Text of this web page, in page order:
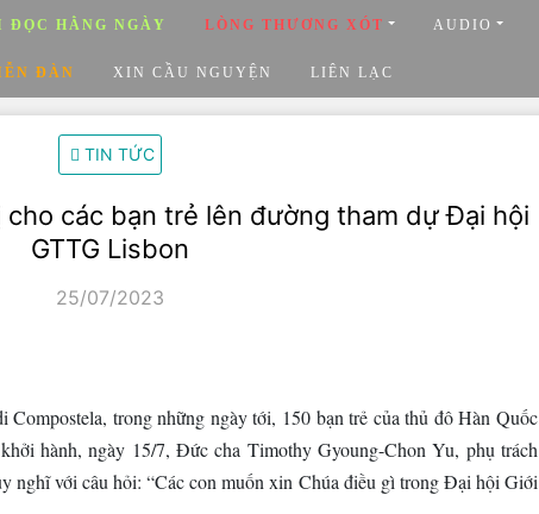
ĐỌC HẰNG NGÀY LÒNG THƯƠNG XÓT AUDIO
ĐÀN XIN CẦU NGUYỆN LIÊN LẠC
TIN TỨC
cho các bạn trẻ lên đường tham dự Đại hội
GTTG Lisbon
25/07/2023
Compostela, trong những ngày tới, 150 bạn trẻ của thủ đô Hàn Quốc
hành, ngày 15/7, Đức cha Timothy Gyoung-Chon Yu, phụ trách
nghĩ với câu hỏi: “Các con muốn xin Chúa điều gì trong Đại hội Giới